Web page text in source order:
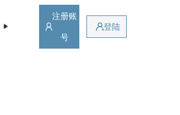
注册账
号
登陆